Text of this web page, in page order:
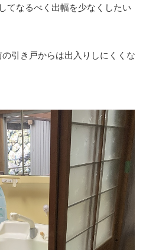
てなるべく出幅を少なくしたい
引き戸からは出入りしにくくな